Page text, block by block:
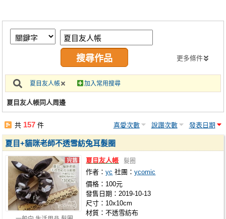
繪圖藝廊
交流中心
攤位轉讓區
會員功能選單
註冊會員
更多條件
夏目友人帳 加入常用搜尋
夏目友人帳同人周邊
共 157 件 喜愛次數 說讚次數 發表日期
夏目+貓咪老師不透雪紡兔耳髮圈
夏目友人帳 髮圈
作者：yc 社團：ycomic
價格：100元
發售日期：2019-10-13
尺寸：10x10cm
材質：不透雪紡布